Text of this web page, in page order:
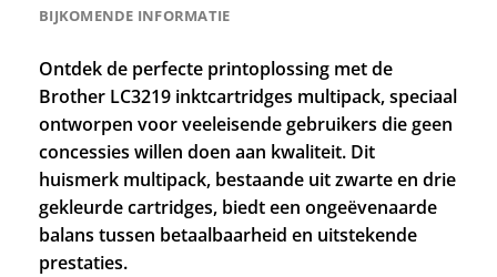
BIJKOMENDE INFORMATIE
Ontdek de perfecte printoplossing met de
Brother LC3219 inktcartridges multipack, speciaal
ontworpen voor veeleisende gebruikers die geen
concessies willen doen aan kwaliteit. Dit
huismerk multipack, bestaande uit zwarte en drie
gekleurde cartridges, biedt een ongeëvenaarde
balans tussen betaalbaarheid en uitstekende
prestaties.